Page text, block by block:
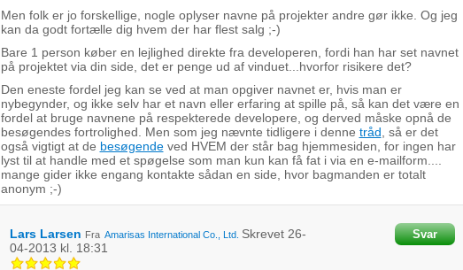
Men folk er jo forskellige, nogle oplyser navne på projekter andre gør ikke. Og jeg
kan da godt fortælle dig hvem der har flest salg ;-)
Bare 1 person køber en lejlighed direkte fra developeren, fordi han har set navnet
på projektet via din side, det er penge ud af vinduet...hvorfor risikere det?
Den eneste fordel jeg kan se ved at man opgiver navnet er, hvis man er
nybegynder, og ikke selv har et navn eller erfaring at spille på, så kan det være en
fordel at bruge navnene på respekterede developere, og derved måske opnå de
besøgendes fortrolighed. Men som jeg nævnte tidligere i denne tråd , så er det
også vigtigt at de besøgendeved HVEM der står bag hjemmesiden, for ingen har
lyst til at handle med et spøgelse som man kun kan få fat i via en e-mailform....
mange gider ikke engang kontakte sådan en side, hvor bagmanden er totalt
anonym ;-)
Lars Larsen Fra Amarisas International Co., Ltd. Skrevet 26-
04-2013 kl. 18:31
Svar